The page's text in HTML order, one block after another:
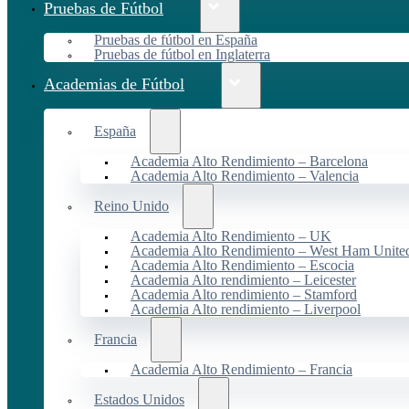
Pruebas de Fútbol
Pruebas de fútbol en España
Pruebas de fútbol en Inglaterra
Academias de Fútbol
España
Academia Alto Rendimiento – Barcelona
Academia Alto Rendimiento – Valencia
Reino Unido
Academia Alto Rendimiento – UK
Academia Alto Rendimiento – West Ham
Academia Alto Rendimiento – Escocia
Academia Alto rendimiento – Leicester
Academia Alto rendimiento – Stamford
Academia Alto rendimiento – Liverpool
Francia
Academia Alto Rendimiento – Francia
Estados Unidos